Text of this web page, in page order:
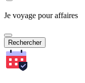
Je voyage pour affaires
Rechercher